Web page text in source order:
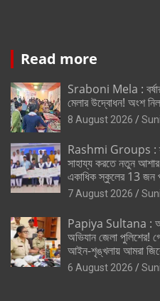
Read more
Sraboni Mela : বর্ষার
মেলার উদ্বোধন! অংশ নিল
8 August 2026
Rashmi Groups :
সাহায্য করতে নতুন আশার
একাধিক স্কুলের 13 জন
7 August 2026
Papiya Sultana :
অভিযান জেলা পুলিশের!
আইন-শৃঙ্খলায় আমরা
6 August 2026